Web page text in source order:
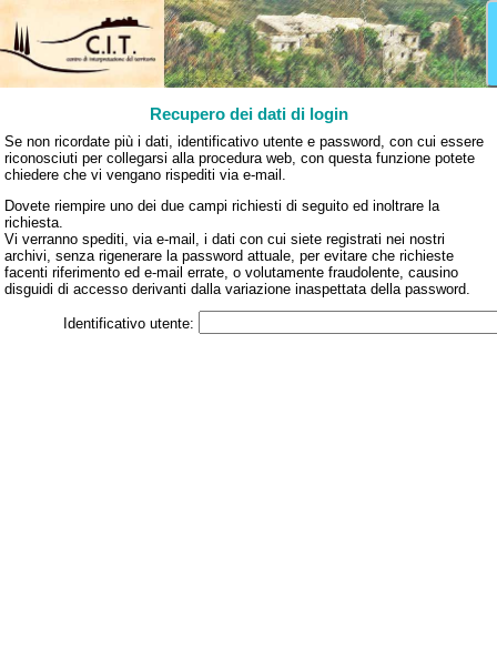
Recupero dei dati di login
Se non ricordate più i dati, identificativo utente e password, con cui essere
riconosciuti per collegarsi alla procedura web, con questa funzione potete
chiedere che vi vengano rispediti via e‑mail.
Dovete riempire uno dei due campi richiesti di seguito ed inoltrare la
richiesta.
Vi verranno spediti, via e‑mail, i dati con cui siete registrati nei nostri
archivi, senza rigenerare la password attuale, per evitare che richieste
facenti riferimento ed e‑mail errate, o volutamente fraudolente, causino
disguidi di accesso derivanti dalla variazione inaspettata della password.
Identificativo utente: